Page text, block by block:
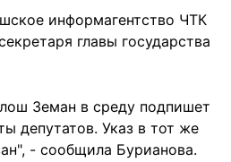
информагентство ЧТК
главы государства
Земан в среду подпишет
депутатов. Указ в тот же
- сообщила Бурианова.